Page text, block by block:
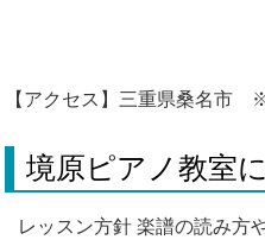
【アクセス】三重県桑名市
境原ピアノ教室
レッスン方針 楽譜の読み方